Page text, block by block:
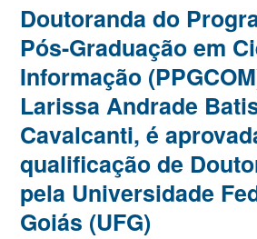
Doutoranda do
Pós-Graduação em
Informação
Larissa Andrade
Cavalcanti, é
qualificação de
pela Universidade
Goiás (UFG)